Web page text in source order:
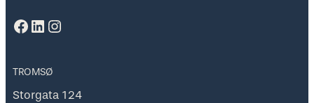
Facebook LinkedIn Instagram
TROMSØ
Storgata 124